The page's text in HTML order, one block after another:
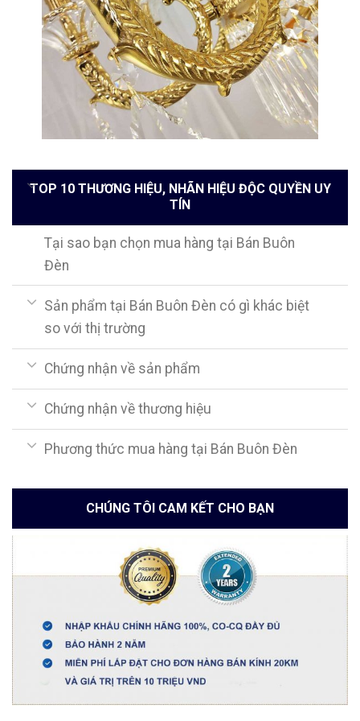
TOP 10 THƯƠNG HIỆU, NHÃN HIỆU ĐỘC QUYỀN UY
TÍN
Tại sao bạn chọn mua hàng tại Bán Buôn
Đèn
Sản phẩm tại Bán Buôn Đèn có gì khác biệt
so với thị trường
Chứng nhận về sản phẩm
Chứng nhận về thương hiệu
Phương thức mua hàng tại Bán Buôn Đèn
CHÚNG TÔI CAM KẾT CHO BẠN